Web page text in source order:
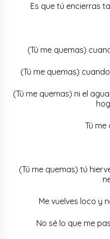
Es que tú encierras
(Tú me quemas)
(Tú me quemas)
(Tú me quemas) ni el
Tú me
(Tú me quemas) tú
Me vuelves loco y
No sé lo que me